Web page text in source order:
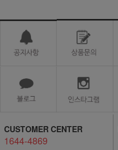
CUSTOMER CENTER
1644-4869